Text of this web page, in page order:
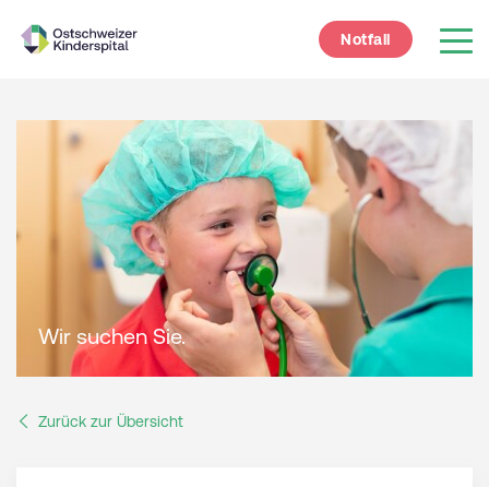
Wir suchen Sie.
Zurück zur Übersicht
Notfall